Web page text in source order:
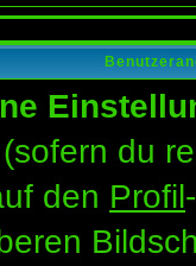
du
den Profil